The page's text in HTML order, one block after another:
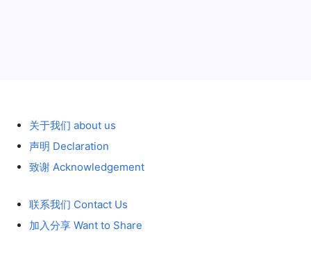
关于我们 about us
声明 Declaration
致谢 Acknowledgement
联系我们 Contact Us
加入分享 Want to Share